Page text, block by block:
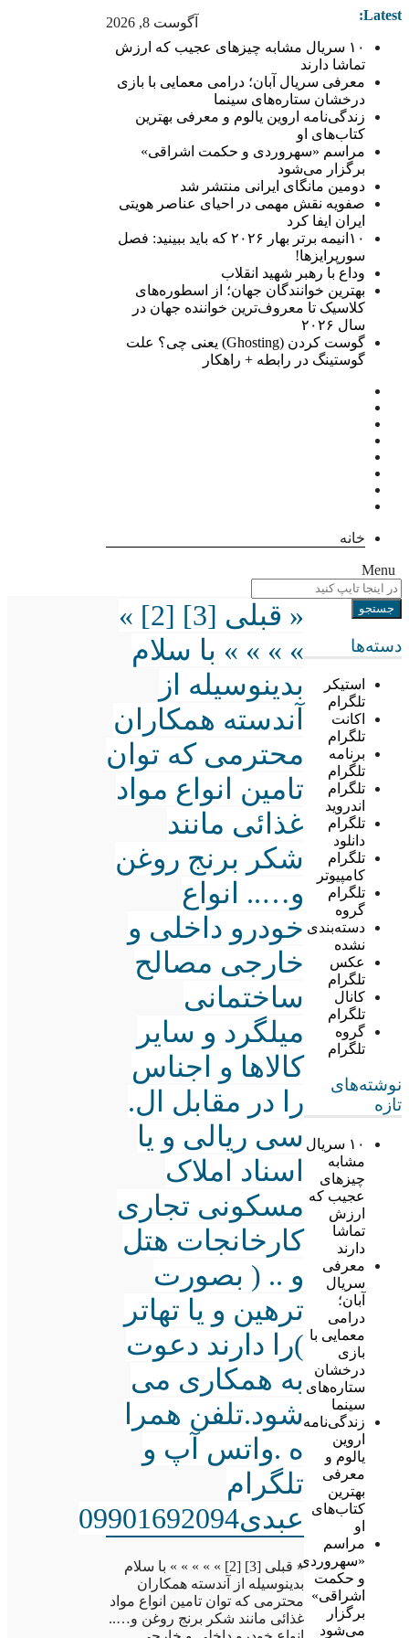
آگوست 8, 2026 Latest:
۱۰ سریال مشابه چیزهای عجیب که ارزش
تماشا دارند
معرفی سریال آبان؛ درامی معمایی با بازی
درخشان ستاره‌های سینما
زندگی‌نامه اروین یالوم و معرفی بهترین
کتاب‌های او
مراسم «سهروردی و حکمت اشراقی»
برگزار می‌شود
دومین مانگای ایرانی منتشر شد
صفویه نقش مهمی در احیای عناصر هویتی
ایران ایفا کرد
۱۰انیمه برتر بهار ۲۰۲۶ که باید ببینید: فصل
سورپرایزها!
وداع با رهبر شهید انقلاب
بهترین خوانندگان جهان؛ از اسطوره‌های
کلاسیک تا معروف‌ترین خواننده جهان در
سال ۲۰۲۶
گوست کردن (Ghosting) یعنی چی؟ علت
گوستینگ در رابطه + راهکار
خانه
Menu
دسته‌ها
استیکر
تلگرام
اکانت
تلگرام
برنامه
تلگرام
تلگرام
اندروید
تلگرام
دانلود
تلگرام
کامپیوتر
تلگرام
گروه
دسته‌بندی
نشده
عکس
تلگرام
کانال
تلگرام
گروه
تلگرام
نوشته‌های
تازه
۱۰ سریال
مشابه
چیزهای
عجیب که
ارزش
تماشا
دارند
معرفی
سریال
آبان؛
درامی
معمایی با
بازی
درخشان
ستاره‌های
سینما
زندگی‌نامه
اروین
یالوم و
معرفی
بهترین
کتاب‌های
او
مراسم
«سهروردی
و حکمت
اشراقی»
برگزار
می‌شود
« قبلی [3] [2] »
» » » » با سلام
بدینوسیله از
آندسته همکاران
محترمی که توان
تامین انواع مواد
غذائی مانند
شکر برنج روغن
و….. انواع
خودرو داخلی و
خارجی مصالح
ساختمانی
میلگرد و سایر
کالاها و اجناس
را در مقابل ال.
سی ریالی و یا
اسناد املاک
مسکونی تجاری
کارخانجات هتل
و .. ( بصورت
ترهین و یا تهاتر
)را دارند دعوت
به همکاری می
شود.تلفن همرا
ه .واتس آپ و
تلگرام
عبدی09901692094
« قبلی [3] [2] » » » » » با سلام
بدینوسیله از آندسته همکاران
محترمی که توان تامین انواع مواد
غذائی مانند شکر برنج روغن و…..